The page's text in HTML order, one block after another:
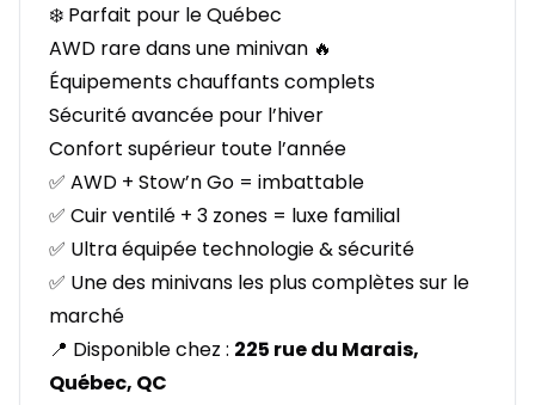
❄️ Parfait pour le Québec
AWD rare dans une minivan 🔥
Équipements chauffants complets
Sécurité avancée pour l’hiver
Confort supérieur toute l’année
✅ AWD + Stow’n Go = imbattable
✅ Cuir ventilé + 3 zones = luxe familial
✅ Ultra équipée technologie & sécurité
✅ Une des minivans les plus complètes sur le
marché
📍 Disponible chez : 225 rue du Marais,
Québec, QC